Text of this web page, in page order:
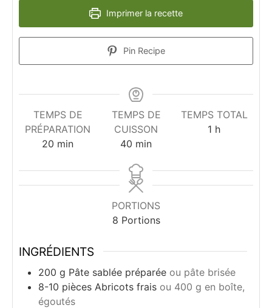
Imprimer la recette
Pin Recipe
TEMPS DE
PRÉPARATION
20 minutes
min
TEMPS DE
CUISSON
40 minutes
min
TEMPS TOTAL
1 heure
h
PORTIONS
8 Portions
INGRÉDIENTS
200 g Pâte sablée préparée ou pâte brisée
8-10 pièces Abricots frais ou 400 g en boîte,
égoutés